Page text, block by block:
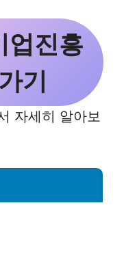
업진흥
기
자세히 알아보